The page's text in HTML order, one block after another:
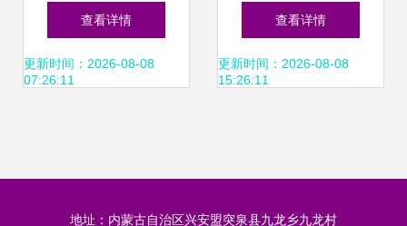
玉米种子处理剂协
议 农化行业合作新
查看详情
更新时间：2026-08-08
07:26:11
子的五大特征分析
查看详情
更新时间：2026-08-08
15:26:11
地址：内蒙古自治区兴安盟突泉县九龙乡九龙村